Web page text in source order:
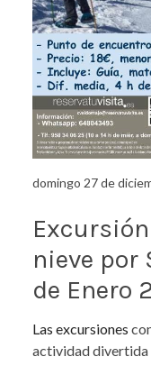
domingo 27 de
nieve por
de Enero
Las excursiones
actividad divertida